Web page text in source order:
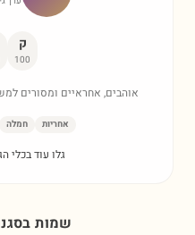
ק
100
אוהבים, אחראיים ומסורים
אחריות חמלה
גלו עוד בכלי
שמות